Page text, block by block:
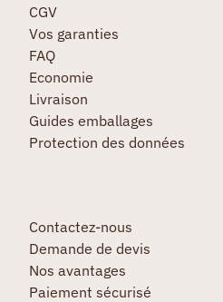
CGV
Vos garanties
FAQ
Economie
Livraison
Guides emballages
Protection des données
Contactez-nous
Demande de devis
Nos avantages
Paiement sécurisé